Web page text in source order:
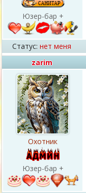
Юзер-бар +
Статус: нет меня
zarim
Охотник
Юзер-бар +